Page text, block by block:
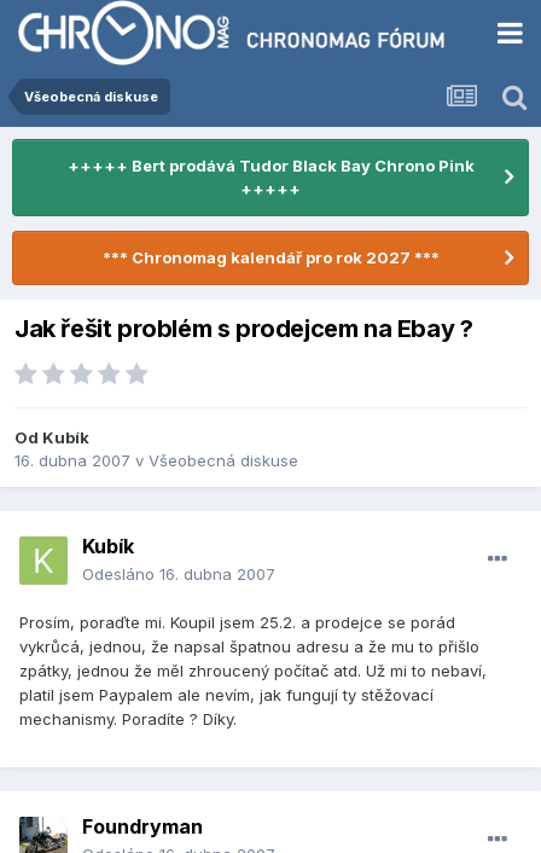
Všeobecná diskuse
+++++ Bert prodává Tudor Black Bay Chrono Pink
+++++
*** Chronomag kalendář pro rok 2027 ***
Jak řešit problém s prodejcem na Ebay ?
Od Kubík
16. dubna 2007 v Všeobecná diskuse
Kubík
Odesláno 16. dubna 2007
Prosím, poraďte mi. Koupil jsem 25.2. a prodejce se porád
vykrůcá, jednou, že napsal špatnou adresu a že mu to přišlo
zpátky, jednou že měl zhroucený počítač atd. Už mi to nebaví,
platil jsem Paypalem ale nevím, jak fungují ty stěžovací
mechanismy. Poradíte ? Díky.
Foundryman